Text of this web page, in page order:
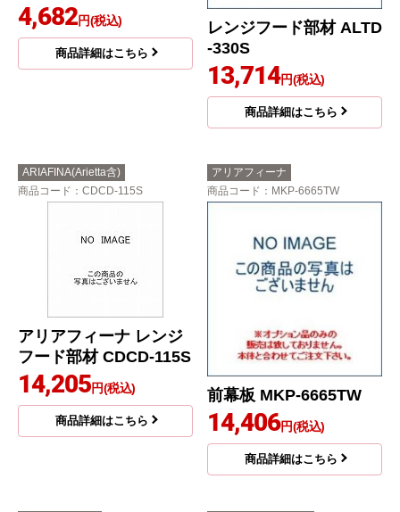
4,682円(税込)
商品詳細はこちら
レンジフード部材 ALTD
-330S
13,714円(税込)
商品詳細はこちら
ARIAFINA(Arietta含)
商品コード ：CDCD-115S
アリアフィーナ レンジ
フード部材 CDCD-115S
14,205円(税込)
商品詳細はこちら
アリアフィーナ
商品コード ：MKP-6665TW
前幕板 MKP-6665TW
14,406円(税込)
商品詳細はこちら